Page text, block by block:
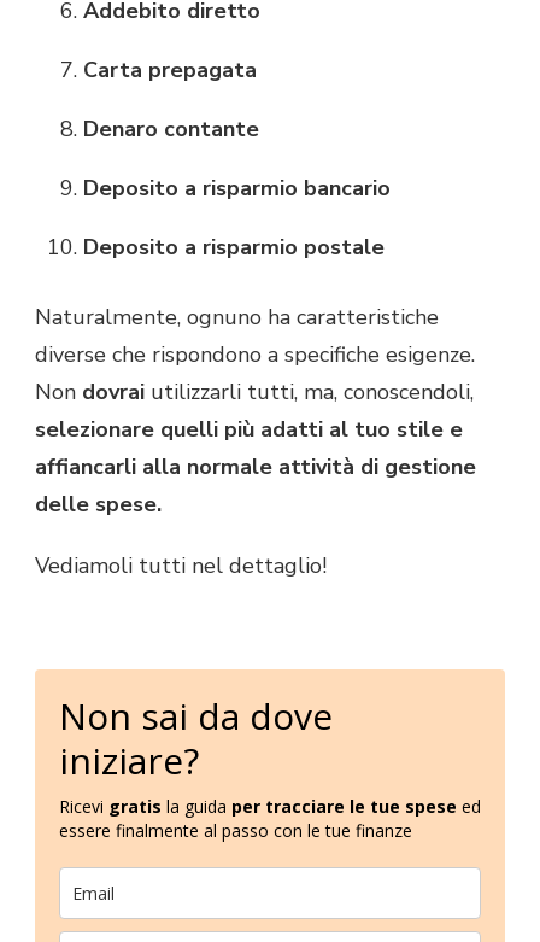
Addebito diretto
Carta prepagata
Denaro contante
Deposito a risparmio bancario
Deposito a risparmio postale
Naturalmente, ognuno ha caratteristiche
diverse che rispondono a specifiche esigenze.
Non dovrai utilizzarli tutti, ma, conoscendoli,
selezionare quelli più adatti al tuo stile e
affiancarli alla normale attività di gestione
delle spese.
Vediamoli tutti nel dettaglio!
Non sai da dove
iniziare?
Ricevi gratis la guida per tracciare le tue spese ed
essere finalmente al passo con le tue finanze